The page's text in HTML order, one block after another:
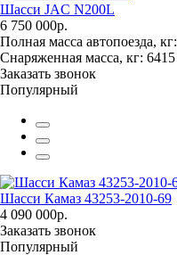
Шасси JAC N200L
6 750 000р.
Полная масса автопоезда, кг:
Снаряженная масса, кг: 6415
Заказать звонок
Популярный
Шасси Камаз 43253-2010-69
4 090 000р.
Заказать звонок
Популярный